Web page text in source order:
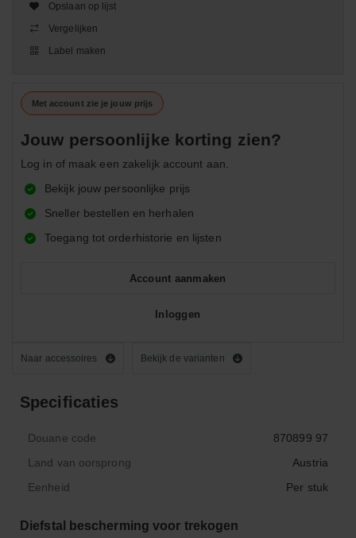
Naar accessoires Bekijk de varianten
Specificaties
Douane code
870899 97
Land van oorsprong
Austria
Eenheid
Per stuk
Diefstal bescherming voor trekogen
Opslaan op lijst
Vergelijken
Label maken
Met account zie je jouw prijs
Jouw persoonlijke korting zien?
Log in of maak een zakelijk account aan.
Bekijk jouw persoonlijke prijs
Sneller bestellen en herhalen
Toegang tot orderhistorie en lijsten
Account aanmaken
Inloggen